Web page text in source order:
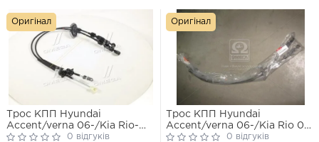
Трос КПП Hyundai
Accent/verna 06-/Kia Rio-
(вир-во Mobis)0 відгуків
Оригінал
Трос КПП Hyundai
Accent/verna 06-/Kia Rio 05-
(вир-во Mobis)0 відгуків
Оригінал